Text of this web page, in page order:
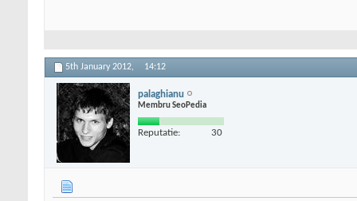
5th January 2012, 14:12
palaghianu
Membru SeoPedia
Reputatie: 30